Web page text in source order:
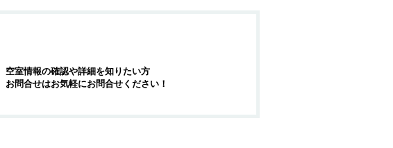
空室情報の確認や詳細を知りたい方
お問合せはお気軽にお問合せください！